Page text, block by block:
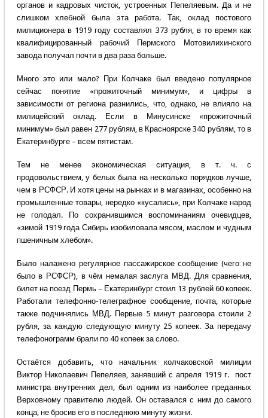
органов и кадровых чисток, устроенных Пепеляевым. Да и не
слишком хлебной была эта работа. Так, оклад постового
милиционера в 1919 году составлял 373 рубля, в то время как
квалифицированный рабочий Пермского Мотовилихинского
завода получал почти в два раза больше.
Много это или мало? При Колчаке был введено популярное
сейчас понятие «прожиточный минимум», и цифры в
зависимости от региона разнились, что, однако, не влияло на
милицейский оклад. Если в Минусинске «прожиточный
минимум» был равен 277 рублям, в Красноярске 340 рублям, то в
Екатеринбурге – всем пятистам.
Тем не менее экономическая ситуация, в т. ч. с
продовольствием, у белых была на несколько порядков лучше,
чем в РСФСР. И хотя цены на рынках и в магазинах, особенно на
промышленные товары, нередко «кусались», при Колчаке народ
не голодал. По сохранившимся воспоминаниям очевидцев,
«зимой 1919 года Сибирь изобиловала мясом, маслом и чудным
пшеничным хлебом».
Было налажено регулярное пассажирское сообщение (чего не
было в РСФСР), в чём немалая заслуга МВД. Для сравнения,
билет на поезд Пермь – Екатеринбург стоил 13 рублей 60 копеек.
Работали телефонно-телеграфное сообщение, почта, которые
также подчинялись МВД. Первые 5 минут разговора стоили 2
рубля, за каждую следующую минуту 25 копеек. За передачу
телефонограмм брали по 40 копеек за слово.
Остаётся добавить, что начальник колчаковской милиции
Виктор Николаевич Пепеляев, занявший с апреля 1919 г. пост
министра внутренних дел, был одним из наиболее преданных
Верховному правителю людей. Он оставался с ним до самого
конца, не бросив его в последнюю минуту жизни.